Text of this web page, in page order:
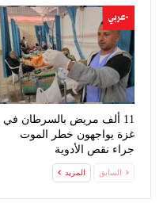
للمستوطنين
-عربي
11 ألف مريض بالسرطان في
غزة يواجهون خطر الموت
جراء نقص الأدوية
السابق المزيد